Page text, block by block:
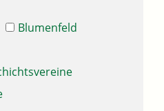
Blumenfeld